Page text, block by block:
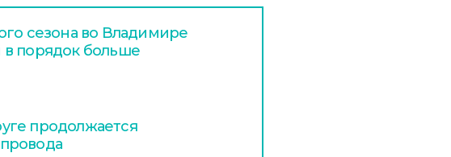
сезона во Владимире
в порядок больше
продолжается